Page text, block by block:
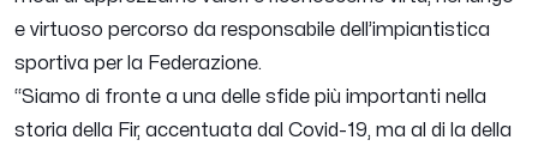
e virtuoso percorso da responsabile dell’impiantistica
sportiva per la Federazione.
“Siamo di fronte a una delle sfide più importanti nella
storia della Fir, accentuata dal Covid-19, ma al di la della